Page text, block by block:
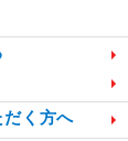
だく方へ